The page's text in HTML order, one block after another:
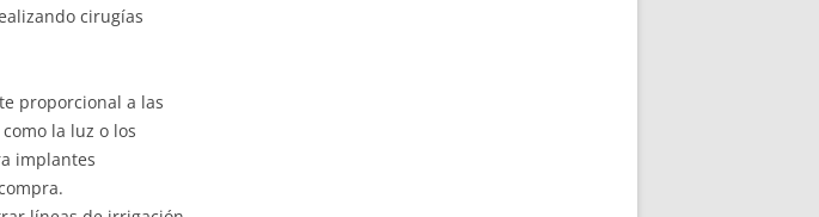
cirugías
proporcional a las
la luz o los
implantes